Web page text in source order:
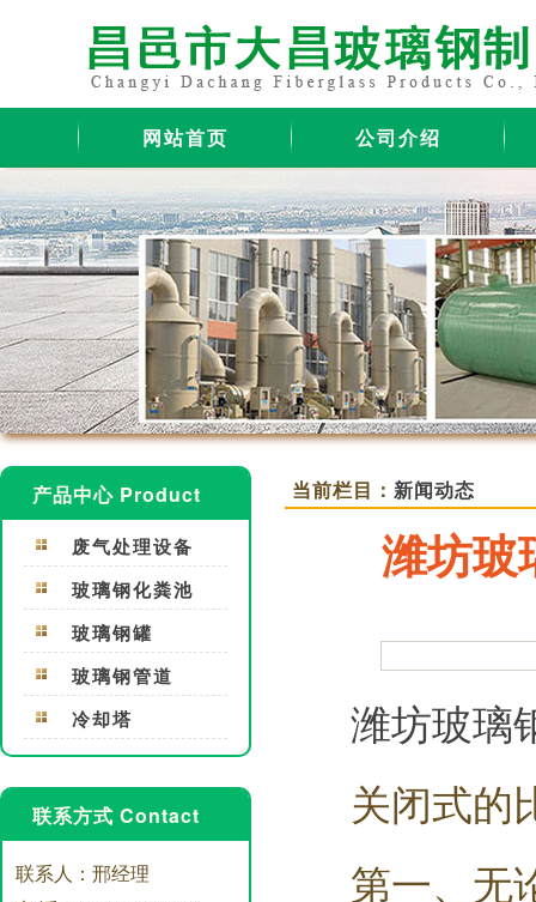
网站首页 公司介绍
产品中心 Product
废气处理设备
玻璃钢化粪池
玻璃钢罐
玻璃钢管道
冷却塔
联系方式 Contact
联系人：邢经理
当前栏目： 新闻动态
潍坊玻
潍坊玻璃
关闭式的
第一、无